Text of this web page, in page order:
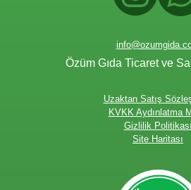
Özüm Gıda Ticaret ve
Uzaktan Satış
KVKK Aydınlatma
Gizlilik Politikası
Site Haritası